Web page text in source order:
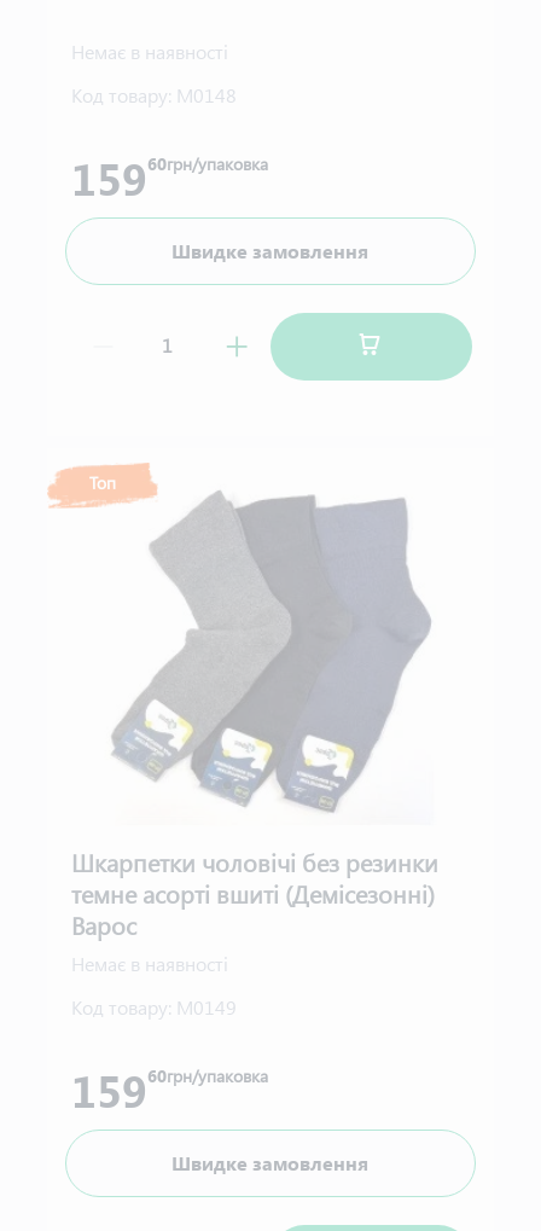
Немає в наявності
Код товару: М0148
15960грн/упаковка
Швидке замовлення
Топ
Шкарпетки чоловічі без резинки
темне асорті вшиті (Демісезонні)
Варос
Немає в наявності
Код товару: М0149
15960грн/упаковка
Швидке замовлення